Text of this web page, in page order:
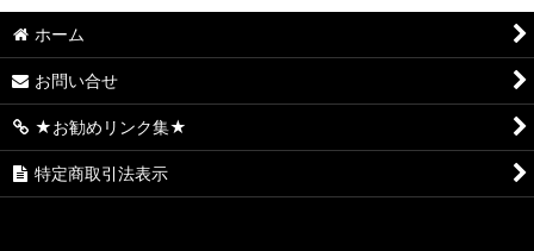
S.七匠系 (スパイキー・親日テクノロジー・クロスアルファ・
エフ)
S.エンターライズ(レオスター)
S.山佐 (山佐ネクスト・セブンリーグ)
S.三共 系 (ビスティ・ジェイビー)
ホーム
お問い合せ
★お勧めリンク集★
特定商取引法表示